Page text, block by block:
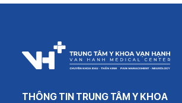
THÔNG TIN TRUNG TÂM Y KHOA